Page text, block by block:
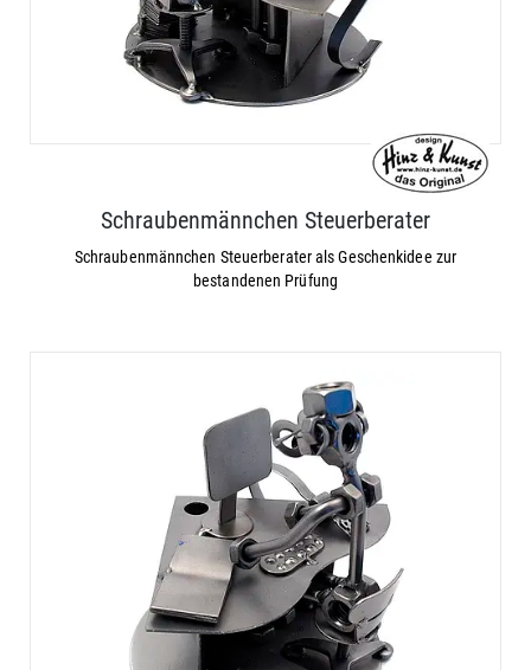
Schraubenmännchen Steuerberater
Schraubenmännchen Steuerberater als Geschenkidee zur
bestandenen Prüfung